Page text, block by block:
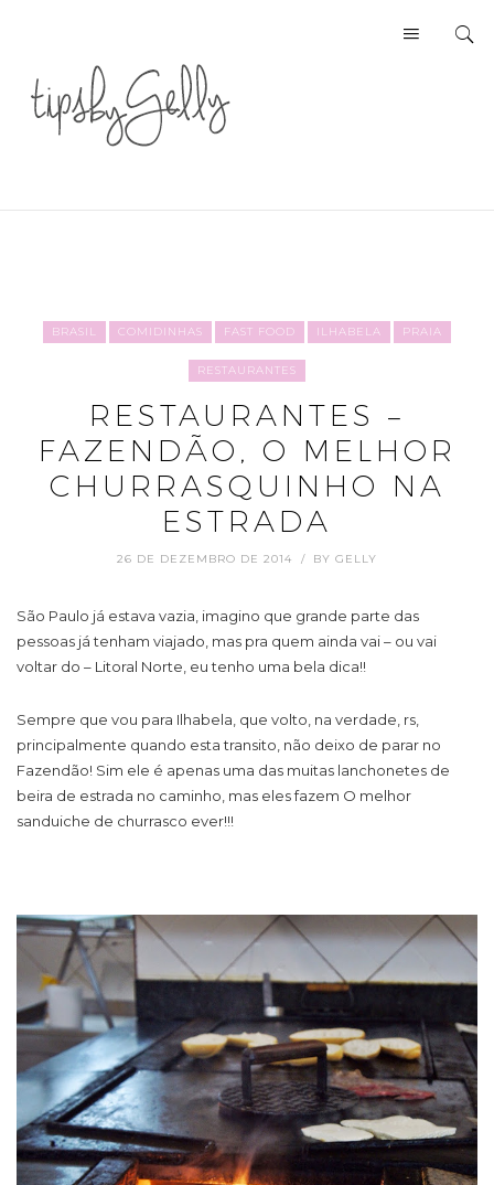
BRASIL COMIDINHAS FAST FOOD ILHABELA PRAIA
RESTAURANTES
RESTAURANTES –
FAZENDÃO, O MELHOR
CHURRASQUINHO NA
ESTRADA
26 DE DEZEMBRO DE 2014 BY GELLY
São Paulo já estava vazia, imagino que grande parte das
pessoas já tenham viajado, mas pra quem ainda vai – ou vai
voltar do – Litoral Norte, eu tenho uma bela dica!!
Sempre que vou para Ilhabela, que volto, na verdade, rs,
principalmente quando esta transito, não deixo de parar no
Fazendão! Sim ele é apenas uma das muitas lanchonetes de
beira de estrada no caminho, mas eles fazem O melhor
sanduiche de churrasco ever!!!